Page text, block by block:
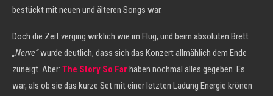
bestückt mit neuen und älteren Songs war.
Doch die Zeit verging wirklich wie im Flug, und beim absoluten Brett
„Nerve“wurde deutlich, dass sich das Konzert allmählich dem Ende
zuneigt. Aber: The Story So Far haben nochmal alles gegeben. Es
war, als ob sie das kurze Set mit einer letzten Ladung Energie krönen